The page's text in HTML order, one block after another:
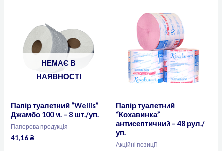
НЕМАЄ В
НАЯВНОСТІ
Папір туалетний “Wellis”
Джамбо 100 м. – 8 шт./уп.
Паперова продукція
41,16₴
Папір туалетний
“Кохавинка”
антисептичний – 48 рул./
уп.
Акційні позиції